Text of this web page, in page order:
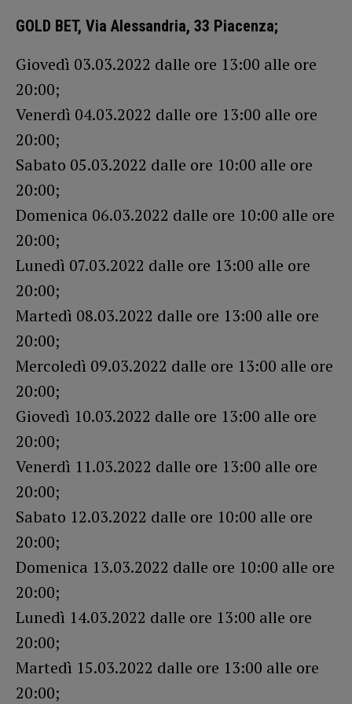
GOLD BET, Via Alessandria, 33 Piacenza;
Giovedì 03.03.2022 dalle ore 13:00 alle ore
20:00;
Venerdì 04.03.2022 dalle ore 13:00 alle ore
20:00;
Sabato 05.03.2022 dalle ore 10:00 alle ore
20:00;
Domenica 06.03.2022 dalle ore 10:00 alle ore
20:00;
Lunedì 07.03.2022 dalle ore 13:00 alle ore
20:00;
Martedì 08.03.2022 dalle ore 13:00 alle ore
20:00;
Mercoledì 09.03.2022 dalle ore 13:00 alle ore
20:00;
Giovedì 10.03.2022 dalle ore 13:00 alle ore
20:00;
Venerdì 11.03.2022 dalle ore 13:00 alle ore
20:00;
Sabato 12.03.2022 dalle ore 10:00 alle ore
20:00;
Domenica 13.03.2022 dalle ore 10:00 alle ore
20:00;
Lunedì 14.03.2022 dalle ore 13:00 alle ore
20:00;
Martedì 15.03.2022 dalle ore 13:00 alle ore
20:00;